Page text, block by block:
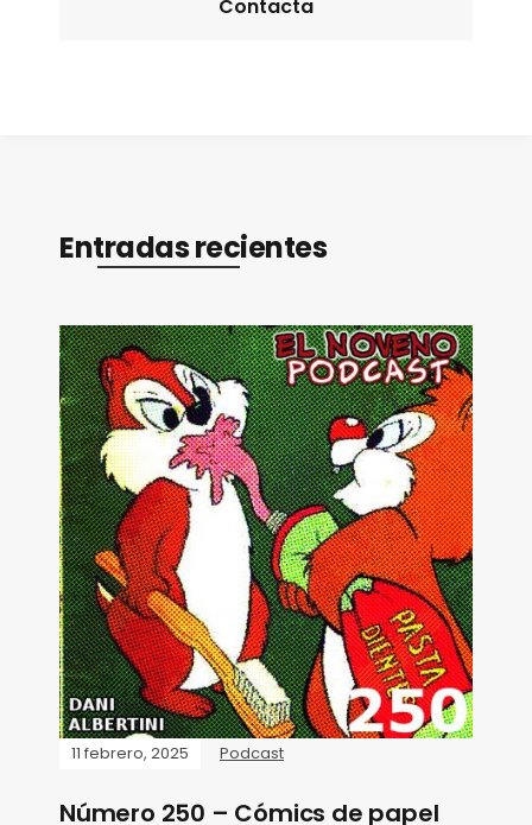
Contacta
Entradas recientes
11 febrero, 2025 Podcast
Número 250 – Cómics de papel